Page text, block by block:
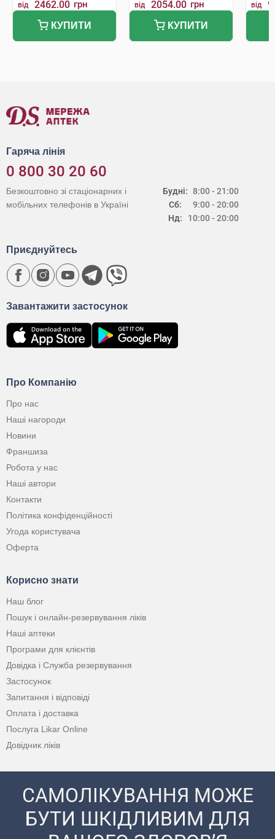
від 2462.00 грн
КУПИТИ
від 2054.00 грн
КУПИТИ
від
Гаряча лінія
0 800 30 20 60
Будні:
Сб:
Нд:
8:00 - 21:00
9:00 - 20:00
10:00 - 20:00
Безкоштовно зі стаціонарних і
мобільних телефонів в Україні
Про Компанію
Про нас
Наші нагороди
Новини
Франшиза
Робота у нас
Наші автори
Контакти
Політика конфіденційності
Угода користувача
Оферта
Корисно знати
Наш блог
Пошук і онлайн-резервування ліків
Наші аптеки
Програми для клієнтів
Довідка і Служба резервування
Застосунок
Запитання і відповіді
Оплата і доставка
Послуга Likar Online
Довідник ліків
Завантажити застосунок
Приєднуйтесь
САМОЛІКУВАННЯ МОЖЕ
БУТИ ШКІДЛИВИМ ДЛЯ